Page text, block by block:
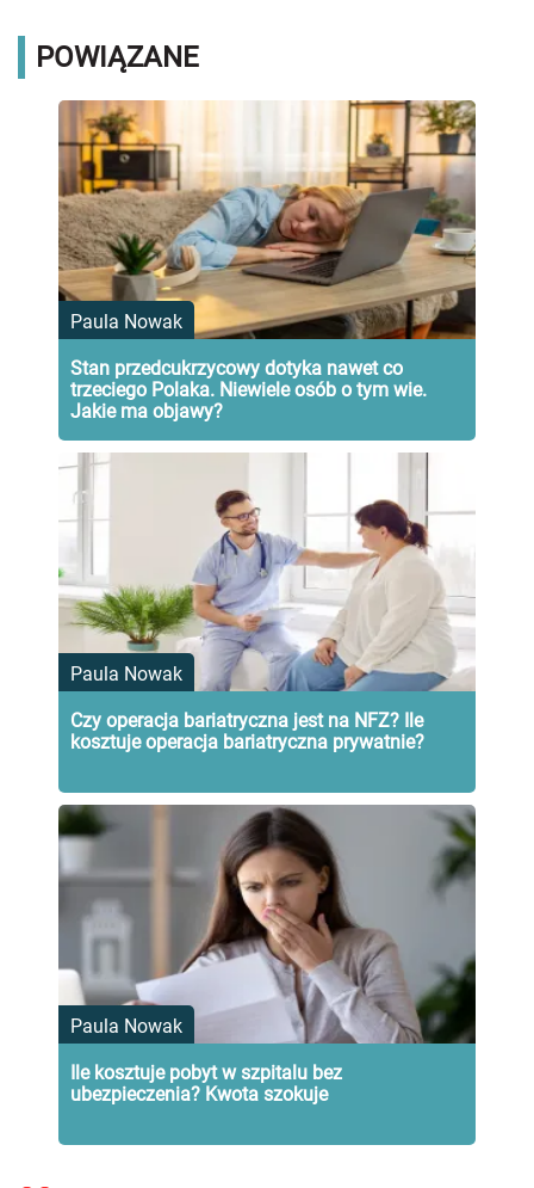
POWIĄZANE
Paula Nowak
Stan przedcukrzycowy dotyka nawet co
trzeciego Polaka. Niewiele osób o tym wie.
Jakie ma objawy?
Paula Nowak
Czy operacja bariatryczna jest na NFZ? Ile
kosztuje operacja bariatryczna prywatnie?
Paula Nowak
Ile kosztuje pobyt w szpitalu bez
ubezpieczenia? Kwota szokuje